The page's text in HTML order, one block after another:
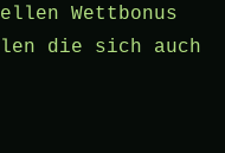
Wettbonus
die sich auch